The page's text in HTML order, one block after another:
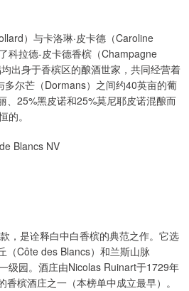
）与卡洛琳·皮卡德（Caroline
科拉德-皮卡德香槟（Champagne
出身于香槟区的酿酒世家，共同经营着
尔芒（Dormans）之间约40英亩的葡
、25%黑皮诺和25%莫尼耶皮诺混酿而
的。
Blancs NV
，是诠释白中白香槟的典范之作。它选
（Côte des Blancs）和兰斯山脉
级园。酒庄由Nicolas Ruinart于1729年
槟酒庄之一（本榜单中成立最早）。